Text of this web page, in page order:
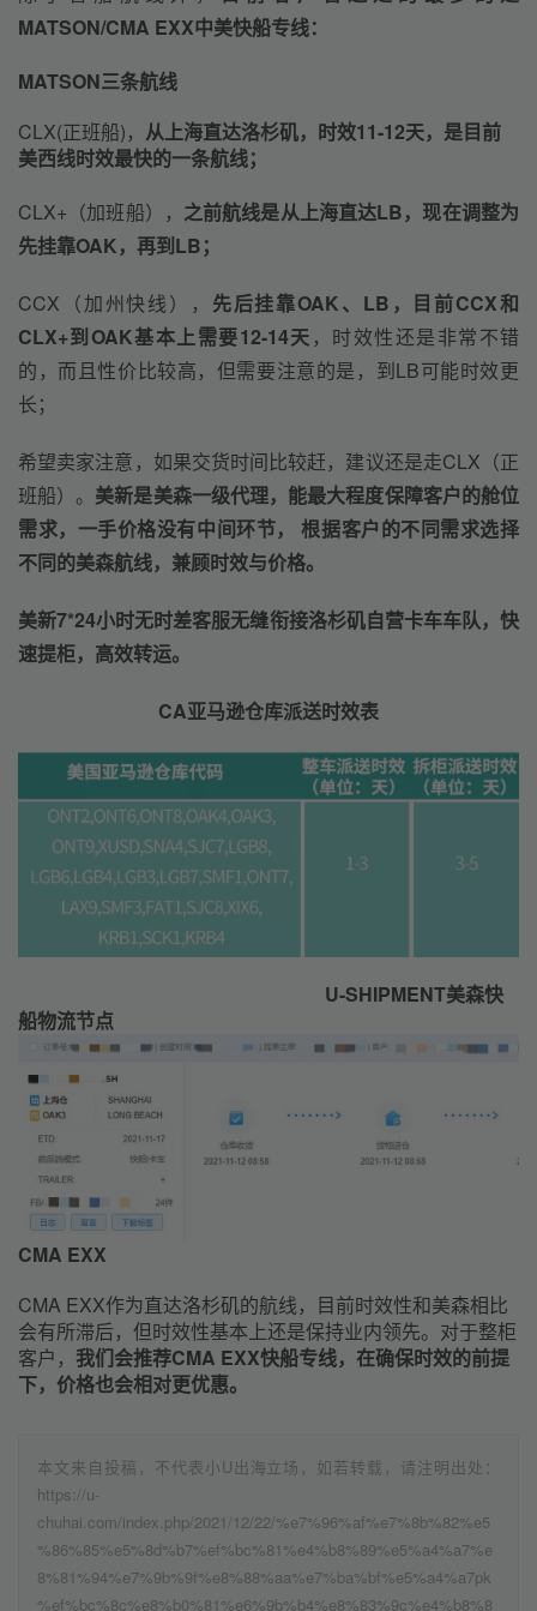
MATSON/CMA EXX中美快船专线：
MATSON三条航线
CLX(正班船)， 从上海直达洛杉矶，时效11-12天，是目前
美西线时效最快的一条航线；
CLX+（加班船）， 之前航线是从上海直达LB，现在调整为
先挂靠OAK，再到LB；
CCX（加州快线）， 先后挂靠OAK、LB，目前CCX和
CLX+到OAK基本上需要12-14天 ，时效性还是非常不错
的，而且性价比较高，但需要注意的是，到LB可能时效更
长；
希望卖家注意，如果交货时间比较赶，建议还是走CLX（正
班船）。 美新是美森一级代理，能最大程度保障客户的舱位
需求，一手价格没有中间环节， 根据客户的不同需求选择
不同的美森航线，兼顾时效与价格。
美新7*24小时无时差客服无缝衔接洛杉矶自营卡车车队，快
速提柜，高效转运。
CA亚马逊仓库派送时效表
U-SHIPMENT美森快
船物流节点
CMA EXX
CMA EXX作为直达洛杉矶的航线，目前时效性和美森相比
会有所滞后，但时效性基本上还是保持业内领先。对于整柜
客户， 我们会推荐CMA EXX快船专线，在确保时效的前提
下，价格也会相对更优惠。
本文来自投稿，不代表小U出海立场，如若转载，请注明出处：
https://u-
chuhai.com/index.php/2021/12/22/%e7%96%af%e7%8b%82%e5
%86%85%e5%8d%b7%ef%bc%81%e4%b8%89%e5%a4%a7%e
8%81%94%e7%9b%9f%e8%88%aa%e7%ba%bf%e5%a4%a7pk
%ef%bc%8c%e8%b0%81%e6%9b%b4%e8%83%9c%e4%b8%8